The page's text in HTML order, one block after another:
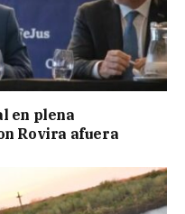
en plena
Rovira afuera